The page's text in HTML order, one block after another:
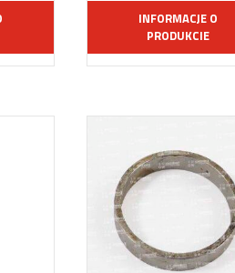
INFORMACJE O
PRODUKCIE